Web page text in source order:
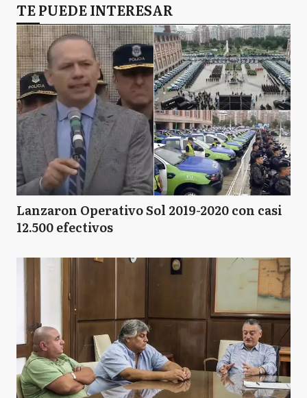
TE PUEDE INTERESAR
Lanzaron Operativo Sol 2019-2020 con casi
12.500 efectivos